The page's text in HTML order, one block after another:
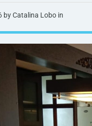
by Catalina Lobo in